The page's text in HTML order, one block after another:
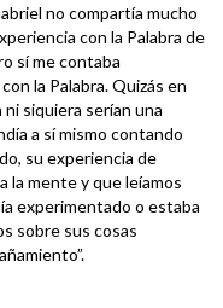
no compartía mucho
con la Palabra de
sí me contaba
la Palabra. Quizás en
siquiera serían una
a sí mismo contando
su experiencia de
la mente y que leíamos
experimentado o estaba
sobre sus cosas